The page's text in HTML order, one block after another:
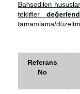
Bahsedilen
teklifler
tamamlama/
Referans
No